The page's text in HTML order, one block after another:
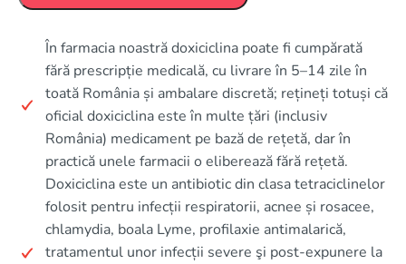
În farmacia noastră doxiciclina poate fi cumpărată
fără prescripție medicală, cu livrare în 5–14 zile în
toată România și ambalare discretă; rețineți totuși că
oficial doxiciclina este în multe țări (inclusiv
România) medicament pe bază de rețetă, dar în
practică unele farmacii o eliberează fără rețetă.
Doxiciclina este un antibiotic din clasa tetraciclinelor
folosit pentru infecții respiratorii, acnee și rosacee,
chlamydia, boala Lyme, profilaxie antimalarică,
tratamentul unor infecții severe şi post-expunere la